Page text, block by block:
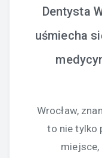
Dentysta
uśmiecha
Wrocław,
to nie tylko
miejsce,